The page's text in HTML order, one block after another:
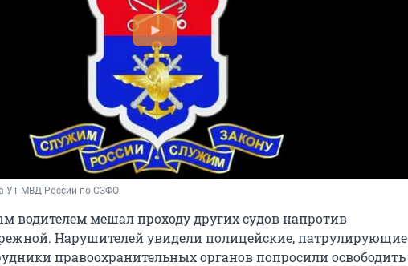
УТ МВД России по СЗФО
водителем мешал проходу других судов напротив
Нарушителей увидели полицейские, патрулирующие
правоохранительных органов попросили освободить